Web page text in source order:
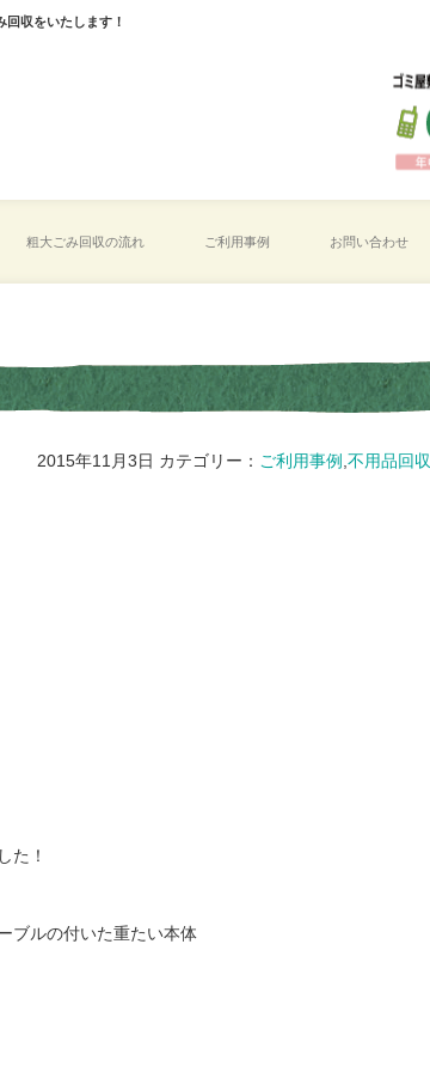
収をいたします！
粗大ごみ回収の流れ ご利用事例 お問い合わせ
2015年11月3日 カテゴリー： ご利用事例 不用品回収
た！
ブルの付いた重たい本体